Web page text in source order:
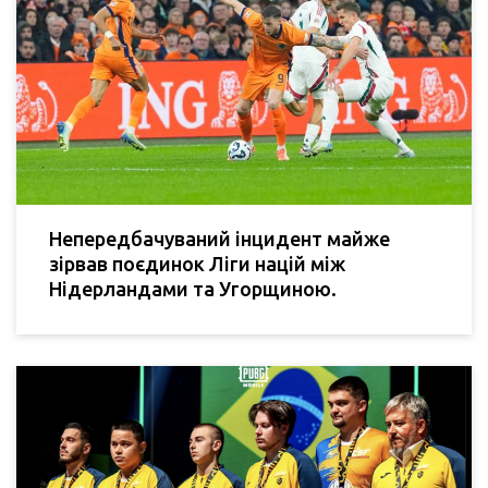
Непередбачуваний інцидент майже
зірвав поєдинок Ліги націй між
Нідерландами та Угорщиною.